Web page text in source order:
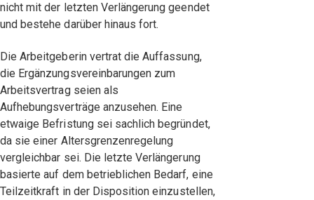
nicht mit der letzten Verlängerung geendet
und bestehe darüber hinaus fort.
Die Arbeitgeberin vertrat die Auffassung,
die Ergänzungsvereinbarungen zum
Arbeitsvertrag seien als
Aufhebungsverträge anzusehen. Eine
etwaige Befristung sei sachlich begründet,
da sie einer Altersgrenzenregelung
vergleichbar sei. Die letzte Verlängerung
basierte auf dem betrieblichen Bedarf, eine
Teilzeitkraft in der Disposition einzustellen,